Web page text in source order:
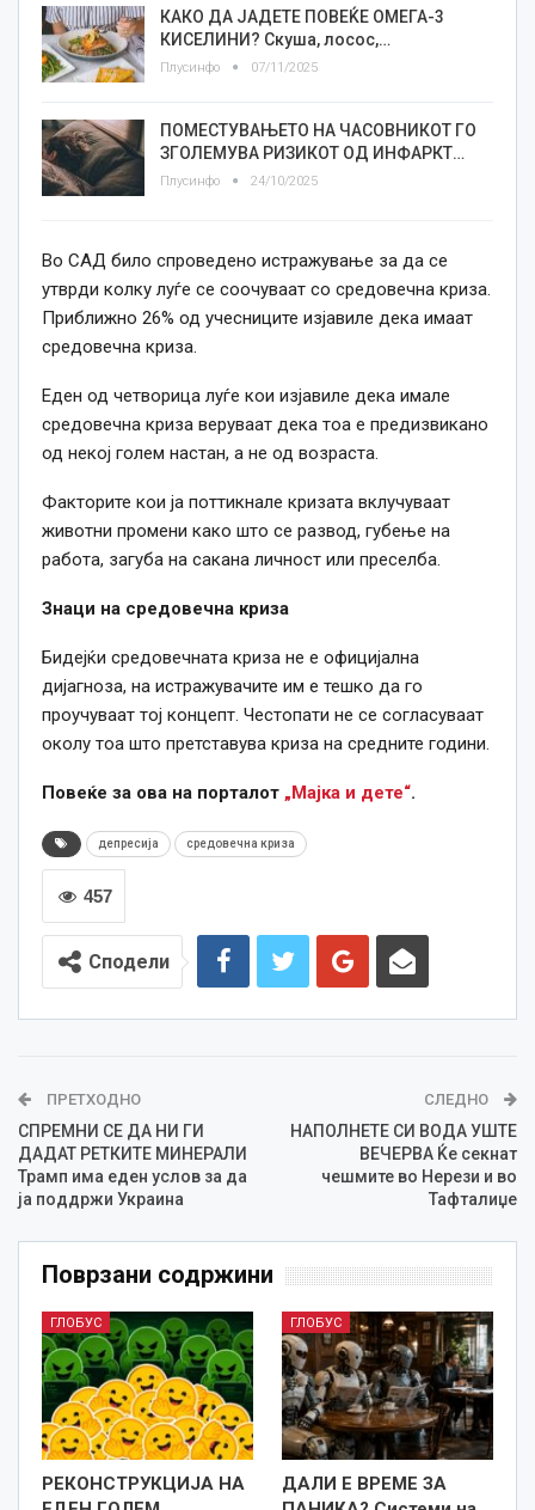
КАКО ДА ЈАДЕТЕ ПОВЕЌЕ ОМЕГА-3
КИСЕЛИНИ? Скуша, лосос,…
Плусинфо 07/11/2025
ПОМЕСТУВАЊЕТО НА ЧАСОВНИКОТ ГО
ЗГОЛЕМУВА РИЗИКОТ ОД ИНФАРКТ…
Плусинфо 24/10/2025
Во САД било спроведено истражување за да се
утврди колку луѓе се соочуваат со средовечна криза.
Приближно 26% од учесниците изјавиле дека имаат
средовечна криза.
Еден од четворица луѓе кои изјавиле дека имале
средовечна криза веруваат дека тоа е предизвикано
од некој голем настан, а не од возраста.
Факторите кои ја поттикнале кризата вклучуваат
животни промени како што се развод, губење на
работа, загуба на сакана личност или преселба.
Знаци на средовечна криза
Бидејќи средовечната криза не е официјална
дијагноза, на истражувачите им е тешко да го
проучуваат тој концепт. Честопати не се согласуваат
околу тоа што претставува криза на средните години.
Повеќе за ова на порталот „Мајка и дете“.
депресија средовечна криза
457
Сподели
ПРЕТХОДНО
СПРЕМНИ СЕ ДА НИ ГИ
ДАДАТ РЕТКИТЕ МИНЕРАЛИ
Трамп има еден услов за да
ја поддржи Украина
СЛЕДНО
НАПОЛНЕТЕ СИ ВОДА УШТЕ
ВЕЧЕРВА Ќе секнат
чешмите во Нерези и во
Тафталиџе
Поврзани содржини
ГЛОБУС
РЕКОНСТРУКЦИЈА НА
ГЛОБУС
ДАЛИ Е ВРЕМЕ ЗА